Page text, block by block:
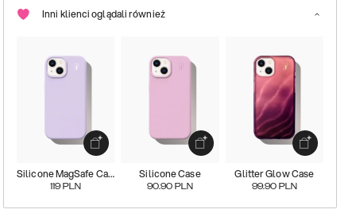
Inni klienci oglądali również
Silicone MagSafe Case
119 PLN
Silicone Case
90.90 PLN
Glitter Glow Case
99.90 PLN